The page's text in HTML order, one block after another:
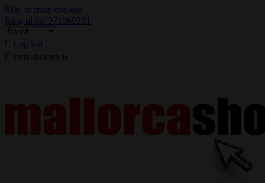
Skip to main content
Ring til os: 971669551
Log ind
Indkøbskurv 0